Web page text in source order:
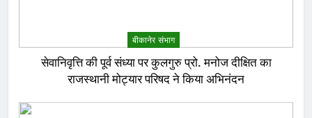
बीकानेर संभाग
सेवानिवृत्ति की पूर्व संध्या पर कुलगुरु प्रो. मनोज दीक्षित का
राजस्थानी मोट्यार परिषद ने किया अभिनंदन